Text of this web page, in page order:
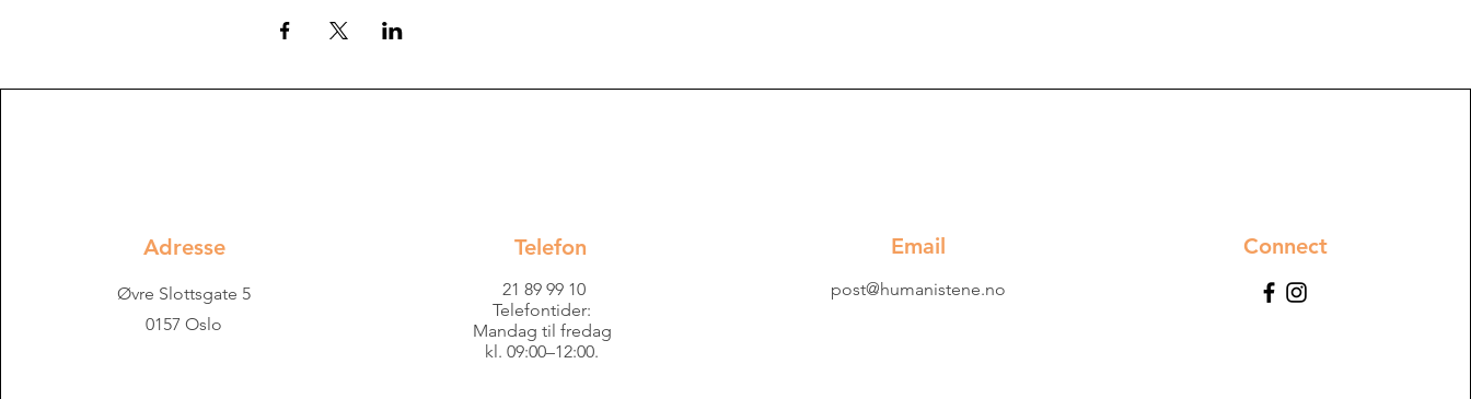
Adresse
Øvre Slottsgate 5
0157 Oslo
Telefon
21 89 99 10
Telefontider:
Mandag til fredag
kl. 09:00–12:00.
Email
post@humanistene.no
Connect